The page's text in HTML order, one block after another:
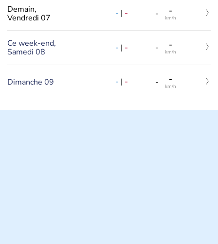
Demain,
Vendredi 07
- | - - -
km/h
Ce week-end,
Samedi 08
- | - - -
km/h
Dimanche 09 - | - - -
km/h